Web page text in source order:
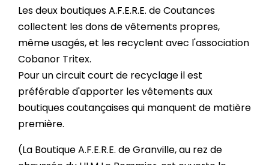
Les deux boutiques A.F.E.R.E. de Coutances
collectent les dons de vêtements propres,
même usagés, et les recyclent avec l'association
Cobanor Tritex.
Pour un circuit court de recyclage il est
préférable d'apporter les vêtements aux
boutiques coutançaises qui manquent de matière
première.
(La Boutique A.F.E.R.E. de Granville, au rez de